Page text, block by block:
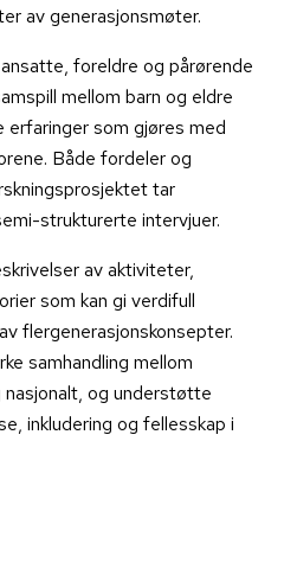
av generasjonsmøter.
foreldre og pårørende
mellom barn og eldre
erfaringer som gjøres med
Både fordeler og
tar
strukturerte intervjuer.
av aktiviteter,
som kan gi verdifull
flergenerasjonskonsepter.
samhandling mellom
og understøtte
inkludering og fellesskap i